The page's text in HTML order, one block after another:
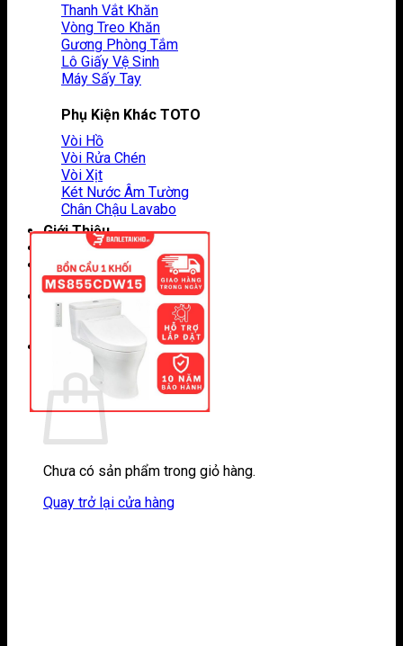
Thanh Vắt Khăn
Vòng Treo Khăn
Gương Phòng Tắm
Lô Giấy Vệ Sinh
Máy Sấy Tay
Phụ Kiện Khác TOTO
Vòi Hồ
Vòi Rửa Chén
Vòi Xịt
Két Nước Âm Tường
Chân Chậu Lavabo
Giới Thiệu
Tin Tức
Liên Hệ
Tìm
kiếm:
Giỏ hàng
Chưa có sản phẩm trong giỏ hàng.
Quay trở lại cửa hàng